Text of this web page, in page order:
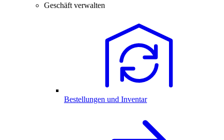
Geschäft verwalten
Bestellungen und Inventar